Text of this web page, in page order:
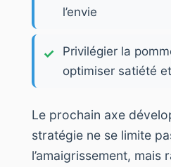
l’envie
Privilégier la
optimiser satiété
Le prochain axe
stratégie ne se limite
l’amaigrissement,